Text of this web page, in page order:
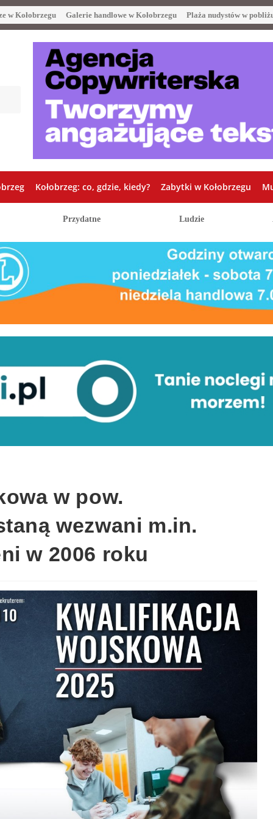
w Kołobrzegu Galerie handlowe w Kołobrzegu Plaża nudystów w
Kołobrzeg: co, gdzie, kiedy? Zabytki w Kołobrzegu
Przydatne Ludzie
w pow.
wezwani m.in.
w 2006 roku